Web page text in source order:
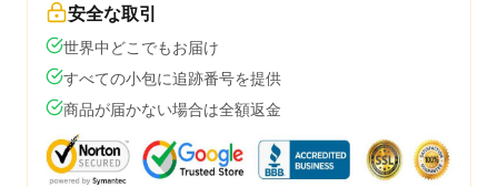
安全な取引
世界中どこでもお届け
すべての小包に追跡番号を提供
商品が届かない場合は全額返金